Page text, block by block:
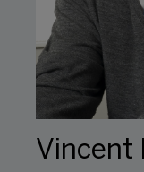
Vincent